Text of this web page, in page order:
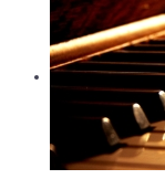
CONTACT